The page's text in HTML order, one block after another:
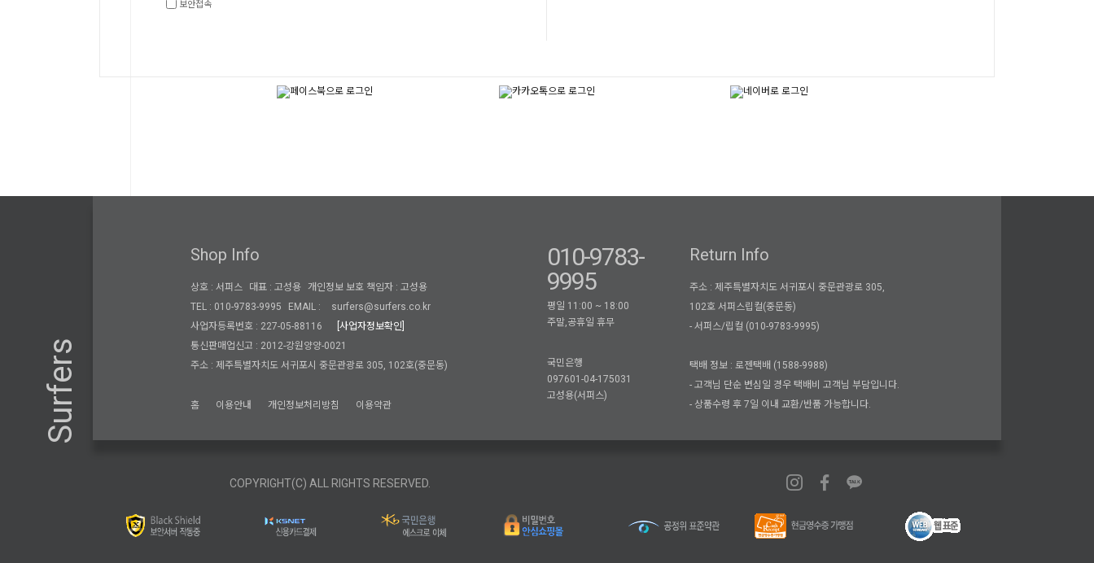
보안접속
Surfers
Shop Info
상호 : 서퍼스 대표 : 고성용 개인정보 보호 책임자 : 고성용
TEL : 010-9783-9995
EMAIL :
surfers@surfers.co.kr
사업자등록번호 : 227-05-88116
[사업자정보확인]
통신판매업신고 : 2012-강원양양-0021
주소 : 제주특별자치도 서귀포시 중문관광로 305, 102호(중문동)
홈 이용안내 개인정보처리방침 이용약관
010-9783-
9995
평일 11:00 ~ 18:00
주말,공휴일 휴무
국민은행
097601-04-175031
고성용(서퍼스)
Return Info
주소 : 제주특별자치도 서귀포시 중문관광로 305,
102호 서퍼스립컬(중문동)
- 서퍼스/립컬 (010-9783-9995)
택배 정보 : 로젠택배 (1588-9988)
- 고객님 단순 변심일 경우 택배비 고객님 부담입니다.
- 상품수령 후 7일 이내 교환/반품 가능합니다.
COPYRIGHT(C) ALL RIGHTS RESERVED.